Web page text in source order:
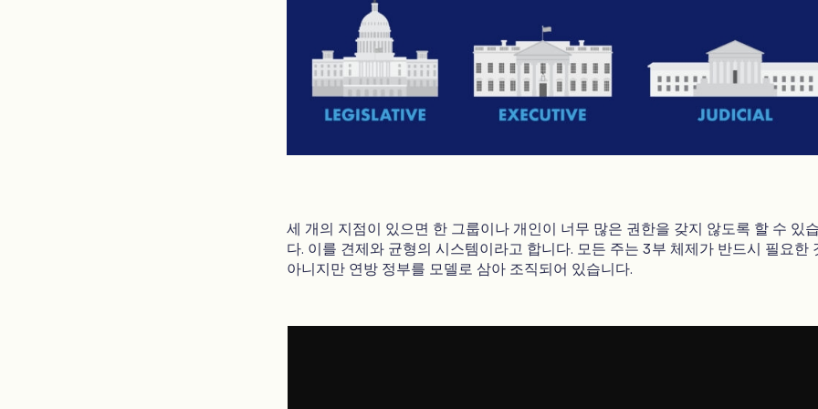
세 개의 지점이 있으면 한 그룹이나 개인이 너무 많은 권한을 갖지 않도록 할 수 있
다. 이를 견제와 균형의 시스템이라고 합니다. 모든 주는 3부 체제가 반드시 필요한
아니지만 연방 정부를 모델로 삼아 조직되어 있습니다.